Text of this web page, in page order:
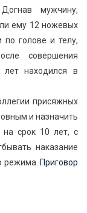
мужчину,
ему 12 ножевых
голове и телу,
совершения
находился в
присяжных
и назначить
срок 10 лет, с
наказание
режима. Приговор